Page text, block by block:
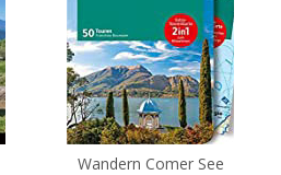
Wandern Comer See